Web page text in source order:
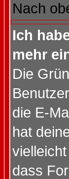
Nach
Ich
mehr
Die
die E-
hat
dass